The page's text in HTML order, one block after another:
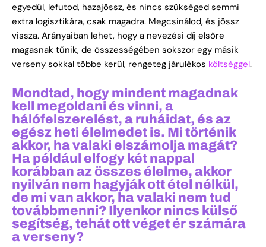
egyedül, lefutod, hazajössz, és nincs szükséged semmi
extra logisztikára, csak magadra. Megcsinálod, és jössz
vissza. Arányaiban lehet, hogy a nevezési díj elsőre
magasnak tűnik, de összességében sokszor egy másik
verseny sokkal többe kerül, rengeteg járulékos költséggel.
Mondtad, hogy mindent magadnak
kell megoldani és vinni, a
hálófelszerelést, a ruháidat, és az
egész heti élelmedet is. Mi történik
akkor, ha valaki elszámolja magát?
Ha például elfogy két nappal
korábban az összes élelme, akkor
nyilván nem hagyják ott étel nélkül,
de mi van akkor, ha valaki nem tud
továbbmenni? Ilyenkor nincs külső
segítség, tehát ott véget ér számára
a verseny?